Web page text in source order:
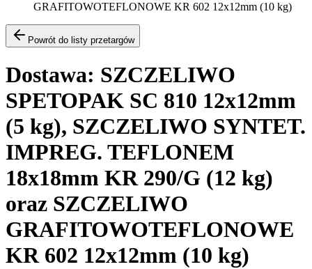
GRAFITOWOTEFLONOWE KR 602 12x12mm (10 kg)
Powrót do listy przetargów
Dostawa: SZCZELIWO
SPETOPAK SC 810 12x12mm
(5 kg), SZCZELIWO SYNTET.
IMPREG. TEFLONEM
18x18mm KR 290/G (12 kg)
oraz SZCZELIWO
GRAFITOWOTEFLONOWE
KR 602 12x12mm (10 kg)